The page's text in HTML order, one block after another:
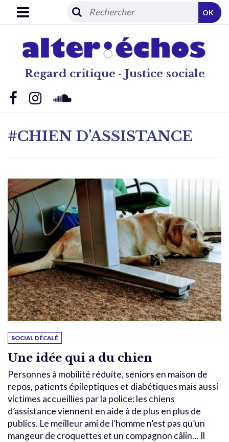
Regard critique · Justice sociale
OK
#CHIEN D’ASSISTANCE
SOCIAL DÉCALÉ
Une idée qui a du chien
Personnes à mobilité réduite, seniors en maison de
repos, patients épileptiques et diabétiques mais aussi
victimes accueillies par la police: les chiens
d’assistance viennent en aide à de plus en plus de
publics. Le meilleur ami de l’homme n’est pas qu’un
mangeur de croquettes et un compagnon câlin… Il